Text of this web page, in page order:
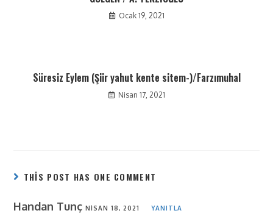
Ocak 19, 2021
Süresiz Eylem (Şiir yahut kente sitem-)/Farzımuhal
Nisan 17, 2021
THIS POST HAS ONE COMMENT
Handan TunçNISAN 18, 2021 YANITLA